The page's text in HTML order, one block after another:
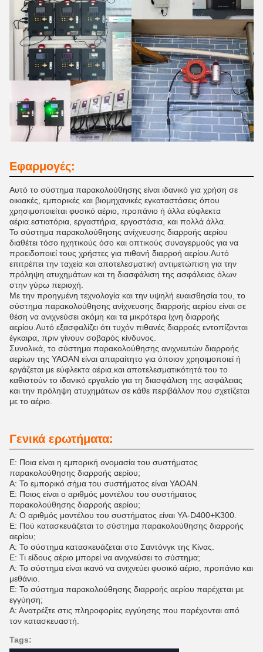
Εφαρμογές:
Αυτό το σύστημα παρακολούθησης είναι ιδανικό για χρήση σε
οικιακές, εμπορικές και βιομηχανικές εγκαταστάσεις όπου
χρησιμοποιείται φυσικό αέριο, προπάνιο ή άλλα εύφλεκτα
αέρια.εστιατόρια, εργαστήρια, εργοστάσια, και πολλά άλλα.
Το σύστημα παρακολούθησης ανίχνευσης διαρροής αερίου
διαθέτει τόσο ηχητικούς όσο και οπτικούς συναγερμούς για να
προειδοποιεί τους χρήστες για πιθανή διαρροή αερίου.Αυτό
επιτρέπει την ταχεία και αποτελεσματική αντιμετώπιση για την
πρόληψη ατυχημάτων και τη διασφάλιση της ασφάλειας όλων
στην γύρω περιοχή.
Με την προηγμένη τεχνολογία και την υψηλή ευαισθησία του, το
σύστημα παρακολούθησης ανίχνευσης διαρροής αερίου είναι σε
θέση να ανιχνεύσει ακόμη και τα μικρότερα ίχνη διαρροής
αερίου.Αυτό εξασφαλίζει ότι τυχόν πιθανές διαρροές εντοπίζονται
έγκαιρα, πριν γίνουν σοβαρός κίνδυνος.
Συνολικά, το σύστημα παρακολούθησης ανιχνευτών διαρροής
αερίων της YAOAN είναι απαραίτητο για όποιον χρησιμοποιεί ή
εργάζεται με εύφλεκτα αέρια.και αποτελεσματικότητά του το
καθιστούν το ιδανικό εργαλείο για τη διασφάλιση της ασφάλειας
και την πρόληψη ατυχημάτων σε κάθε περιβάλλον που σχετίζεται
με το αέριο.
Γενικά ερωτήματα:
Ε: Ποια είναι η εμπορική ονομασία του συστήματος
παρακολούθησης διαρροής αερίου;
Α: Το εμπορικό σήμα του συστήματος είναι YAOAN.
Ε: Ποιος είναι ο αριθμός μοντέλου του συστήματος
παρακολούθησης διαρροής αερίου;
Α: Ο αριθμός μοντέλου του συστήματος είναι YA-D400+K300.
Ε: Πού κατασκευάζεται το σύστημα παρακολούθησης διαρροής
αερίου;
Α: Το σύστημα κατασκευάζεται στο Σαντόνγκ της Κίνας.
Ε: Τι είδους αέριο μπορεί να ανιχνεύσει το σύστημα;
Α: Το σύστημα είναι ικανό να ανιχνεύει φυσικό αέριο, προπάνιο και
μεθάνιο.
Ε: Το σύστημα παρακολούθησης διαρροής αερίου παρέχεται με
εγγύηση;
Α: Ανατρέξτε στις πληροφορίες εγγύησης που παρέχονται από
τον κατασκευαστή.
Tags: